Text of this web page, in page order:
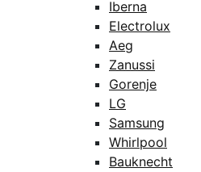
Iberna
Electrolux
Aeg
Zanussi
Gorenje
LG
Samsung
Whirlpool
Bauknecht